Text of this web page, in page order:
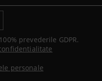
prevederile GDPR.
personale